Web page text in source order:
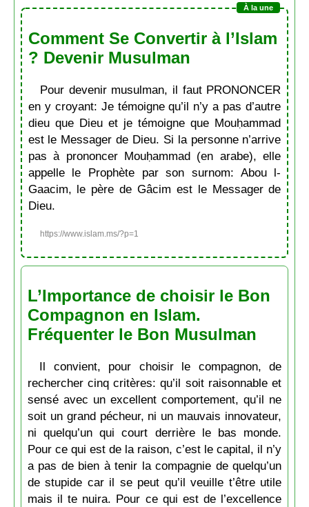
Comment Se Convertir à l’Islam
? Devenir Musulman
Pour devenir musulman, il faut PRONONCER
en y croyant: Je témoigne qu’il n’y a pas d’autre
dieu que Dieu et je témoigne que Mouḥammad
est le Messager de Dieu. Si la personne n’arrive
pas à prononcer Mouḥammad (en arabe), elle
appelle le Prophète par son surnom: Abou l-
Gaacim, le père de Gâcim est le Messager de
Dieu.
https://www.islam.ms/?p=1
L’Importance de choisir le Bon
Compagnon en Islam.
Fréquenter le Bon Musulman
Il convient, pour choisir le compagnon, de
rechercher cinq critères: qu’il soit raisonnable et
sensé avec un excellent comportement, qu’il ne
soit un grand pécheur, ni un mauvais innovateur,
ni quelqu’un qui court derrière le bas monde.
Pour ce qui est de la raison, c’est le capital, il n’y
a pas de bien à tenir la compagnie de quelqu’un
de stupide car il se peut qu’il veuille t’être utile
mais il te nuira. Pour ce qui est de l’excellence